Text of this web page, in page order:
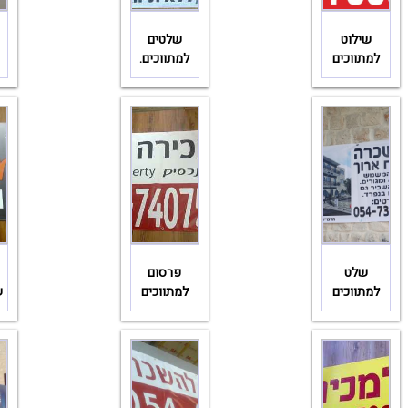
שילוט
למתווכים
שלטים
למתווכים.
שלט
למתווכים
פרסום
למתווכים